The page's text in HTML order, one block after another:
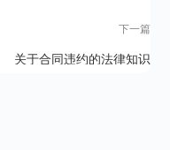
下一篇
关于合同违约的法律知识